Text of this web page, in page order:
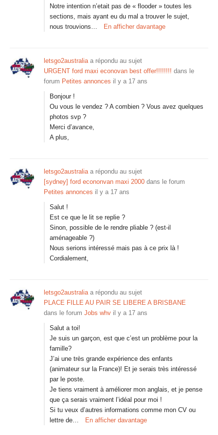
Notre intention n’etait pas de « flooder » toutes les
sections, mais ayant eu du mal a trouver le sujet,
nous trouvions…
En afficher davantage
letsgo2australiaa répondu au sujet
URGENT ford maxi econovan best offer!!!!!!!! dans le
forum Petites annonces il y a 17 ans
Bonjour !
Ou vous le vendez ? A combien ? Vous avez quelques
photos svp ?
Merci d’avance,
A plus,
letsgo2australiaa répondu au sujet
[sydney] ford econonvan maxi 2000 dans le forum
Petites annonces il y a 17 ans
Salut !
Est ce que le lit se replie ?
Sinon, possible de le rendre pliable ? (est-il
aménageable ?)
Nous serions intéressé mais pas à ce prix là !
Cordialement,
letsgo2australiaa répondu au sujet
PLACE FILLE AU PAIR SE LIBERE A BRISBANE
dans le forum Jobs whv il y a 17 ans
Salut a toi!
Je suis un garçon, est que c’est un problème pour la
famille?
J’ai une très grande expérience des enfants
(animateur sur la France)! Et je serais très intéressé
par le poste.
Je tiens vraiment à améliorer mon anglais, et je pense
que ça serais vraiment l’idéal pour moi !
Si tu veux d’autres informations comme mon CV ou
lettre de…
En afficher davantage